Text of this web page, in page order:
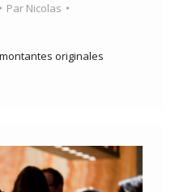
Par Nicolas
originales